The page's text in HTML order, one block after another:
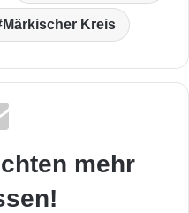
Märkischer Kreis
mehr